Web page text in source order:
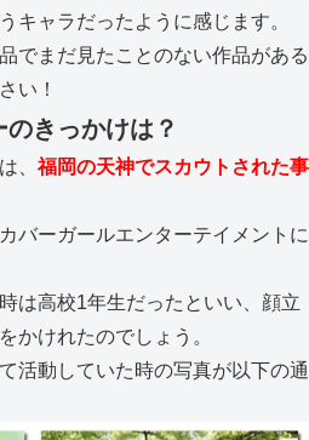
キャラだったように感じます。
でまだ見たことのない作品がある
い！
きっかけは？
、福岡の天神でスカウトされた事
バーガールエンターテイメントに
は高校1年生だったといい、顔立
かけれたのでしょう。
活動していた時の写真が以下の通